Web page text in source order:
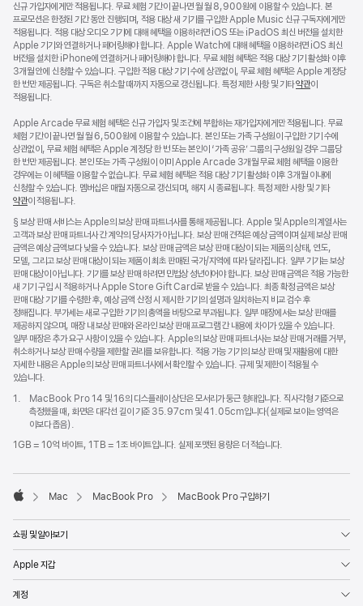
신규 가입자에게만 적용됩니다. 무료 체험 기간이 끝나면 월 월 8,900원에 이용할 수 있습니다. 본
프로모션은 한정된 기간 동안 진행되며, 적용 대상 새 기기를 구입한 Apple Music 신규 구독자에게만
적용됩니다. 적용 대상 오디오 기기에 대해 혜택을 이용하려면 iOS 또는 iPadOS 최신 버전을 설치한
Apple 기기와 연결하거나 페어링해야 합니다. Apple Watch에 대해 혜택을 이용하려면 iOS 최신
버전을 설치한 iPhone에 연결하거나 페어링해야 합니다. 무료 체험 혜택은 적용 대상 기기 활성화 이후
3개월 안에 신청할 수 있습니다. 구입한 적용 대상 기기 수에 상관없이, 무료 체험 혜택은 Apple 계정당
한 번만 제공됩니다. 구독은 취소할 때까지 자동으로 갱신됩니다. 특정 제한 사항 및 기타약관이
적용됩니다.
Apple Arcade 무료 체험 혜택은 신규 가입자 및 조건에 부합하는 재가입자에게만 적용됩니다. 무료
체험 기간이 끝나면 월 월 6,500원에 이용할 수 있습니다. 본인 또는 가족 구성원이 구입한 기기 수에
상관없이, 무료 체험 혜택은 Apple 계정당 한 번 또는 본인이 ‘가족 공유’ 그룹의 구성원일 경우 그룹당
한 번만 제공됩니다. 본인 또는 가족 구성원이 이미 Apple Arcade 3개월 무료 체험 혜택을 이용한
경우에는 이 혜택을 이용할 수 없습니다. 무료 체험 혜택은 적용 대상 기기 활성화 이후 3개월 이내에
신청할 수 있습니다. 멤버십은 매월 자동으로 갱신되며, 해지 시 종료됩니다. 특정 제한 사항 및 기타
약관이 적용됩니다.
각주
§ 보상 판매 서비스는 Apple의 보상 판매 파트너사를 통해 제공됩니다. Apple 및 Apple의 계열사는
고객과 보상 판매 파트너사 간 계약의 당사자가 아닙니다. 보상 판매 견적은 예상 금액이며 실제 보상 판매
금액은 예상 금액보다 낮을 수 있습니다. 보상 판매 금액은 보상 판매 대상이 되는 제품의 상태, 연도,
모델, 그리고 보상 판매 대상이 되는 제품이 최초 판매된 국가/지역에 따라 달라집니다. 일부 기기는 보상
판매 대상이 아닙니다. 기기를 보상 판매 하려면 민법상 성년이어야 합니다. 보상 판매 금액은 적용 가능한
새 기기 구입 시 적용하거나 Apple Store Gift Card로 받을 수 있습니다. 최종 확정 금액은 보상
판매 대상 기기를 수령한 후, 예상 금액 산정 시 제시한 기기의 설명과 일치하는지 비교 검수 후
정해집니다. 부가세는 새로 구입한 기기의 총액을 바탕으로 부과됩니다. 일부 매장에서는 보상 판매를
제공하지 않으며, 매장 내 보상 판매와 온라인 보상 판매 프로그램 간 내용에 차이가 있을 수 있습니다.
일부 매장은 추가 요구 사항이 있을 수 있습니다. Apple의 보상 판매 파트너사는 보상 판매 거래를 거부,
취소하거나 보상 판매 수량을 제한할 권리를 보유합니다. 적용 가능 기기의 보상 판매 및 재활용에 대한
자세한 내용은 Apple의 보상 판매 파트너사에서 확인할 수 있습니다. 규제 및 제한이 적용될 수
있습니다.
각주
1.
MacBook Pro 14 및 16의 디스플레이 상단은 모서리가 둥근 형태입니다. 직사각형 기준으로
측정했을 때, 화면은 대각선 길이 기준 35.97cm 및 41.05cm입니다(실제로 보이는 영역은
이보다 좁음).
1GB = 10억 바이트, 1TB = 1조 바이트입니다. 실제 포맷된 용량은 더 적습니다.
Mac MacBook Pro MacBook Pro 구입하기
쇼핑 및 알아보기
Apple 지갑
계정